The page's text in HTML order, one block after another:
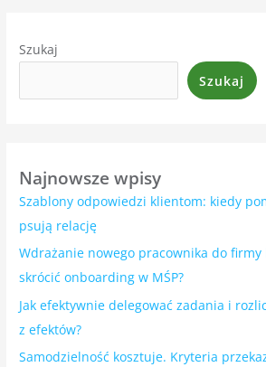
Szukaj
Szukaj
Najnowsze wpisy
Szablony odpowiedzi klientom: kiedy
psują relację
Wdrażanie nowego pracownika do firmy
skrócić onboarding w MŚP?
Jak efektywnie delegować zadania i
z efektów?
Samodzielność kosztuje. Kryteria